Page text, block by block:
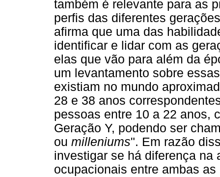
também é relevante para as
perfis das diferentes
afirma que uma das
identificar e lidar com as
elas que vão para além da
um levantamento sobre
existiam no mundo
28 e 38 anos
pessoas entre 10 a 22 anos,
Geração Y, podendo ser
ou milleniums". Em razão
investigar se há diferença na
ocupacionais entre ambas as